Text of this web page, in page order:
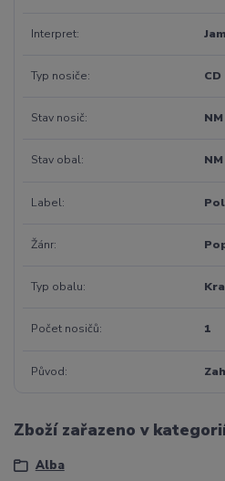
Interpret
Typ nosiče CD
Stav nosič NM
Stav obal NM
Label
Žánr
Typ obalu
Počet nosičů 1
Původ
Zboží zařazeno v
Alba